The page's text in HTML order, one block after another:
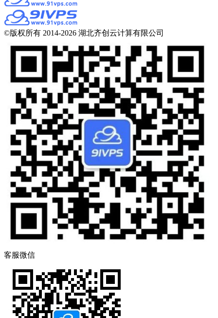
©版权所有 2014-2026 湖北齐创云计算有限公司
客服微信